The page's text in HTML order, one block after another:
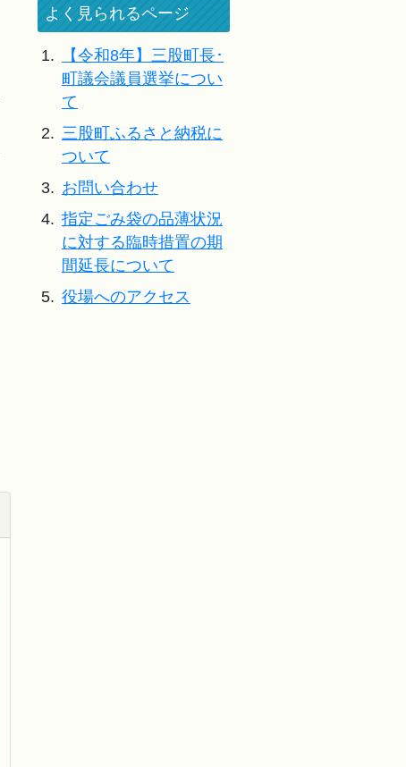
よく見られるページ
1.
【令和8年】三股町長･
町議会議員選挙につい
て
2. 三股町ふるさと納税に
ついて
3. お問い合わせ
4. 指定ごみ袋の品薄状況
に対する臨時措置の期
間延長について
5. 役場へのアクセス